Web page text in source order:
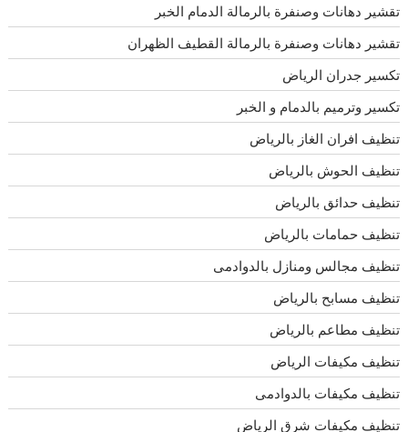
تقشير دهانات وصنفرة بالرمالة الدمام الخبر
تقشير دهانات وصنفرة بالرمالة القطيف الظهران
تكسير جدران الرياض
تكسير وترميم بالدمام و الخبر
تنظيف افران الغاز بالرياض
تنظيف الحوش بالرياض
تنظيف حدائق بالرياض
تنظيف حمامات بالرياض
تنظيف مجالس ومنازل بالدوادمى
تنظيف مسابح بالرياض
تنظيف مطاعم بالرياض
تنظيف مكيفات الرياض
تنظيف مكيفات بالدوادمى
تنظيف مكيفات شرق الرياض